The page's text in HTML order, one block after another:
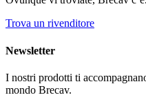
Trova un rivenditore
Newsletter
I nostri prodotti ti
mondo Brecav.